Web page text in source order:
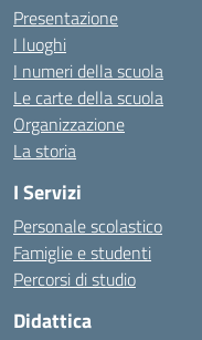
Presentazione
I luoghi
I numeri della scuola
Le carte della scuola
Organizzazione
La storia
I Servizi
Personale scolastico
Famiglie e studenti
Percorsi di studio
Didattica